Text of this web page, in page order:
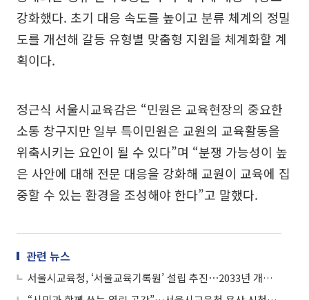
강화했다. 초기 대응 속도를 높이고 분류 체계의 정밀
도를 개선해 갈등 유형별 맞춤형 지원을 체계화할 계
획이다.
정근식 서울시교육감은 “민원은 교육현장의 중요한
소통 창구지만 일부 특이민원은 교원의 교육활동을
위축시키는 요인이 될 수 있다”며 “분쟁 가능성이 높
은 사안에 대해 전문 대응을 강화해 교원이 교육에 집
중할 수 있는 환경을 조성해야 한다”고 말했다.
관련 뉴스
서울시교육청, ‘서울교육기록원’ 설립 추진⋯2033년 개원 목표